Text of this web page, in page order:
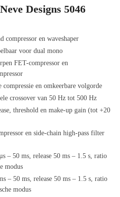
Designs 5046
compressor en waveshaper
voor dual mono
FET-compressor en
en omkeerbare volgorde
crossover van 50 Hz tot 500 Hz
threshold en make-up gain (tot +20
en side-chain high-pass filter
– 50 ms, release 50 ms – 1.5 s, ratio
modus
– 50 ms, release 50 ms – 1.5 s, ratio
modus